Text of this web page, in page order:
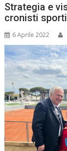
Strategia e
cronisti
6 Aprile 2022